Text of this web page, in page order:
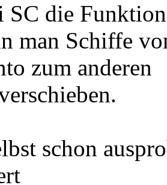
SC die
man Schiffe
zum anderen
schon